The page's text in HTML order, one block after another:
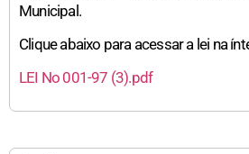
Municipal.
Clique abaixo para acessar a lei na
LEI No 001-97 (3).pdf